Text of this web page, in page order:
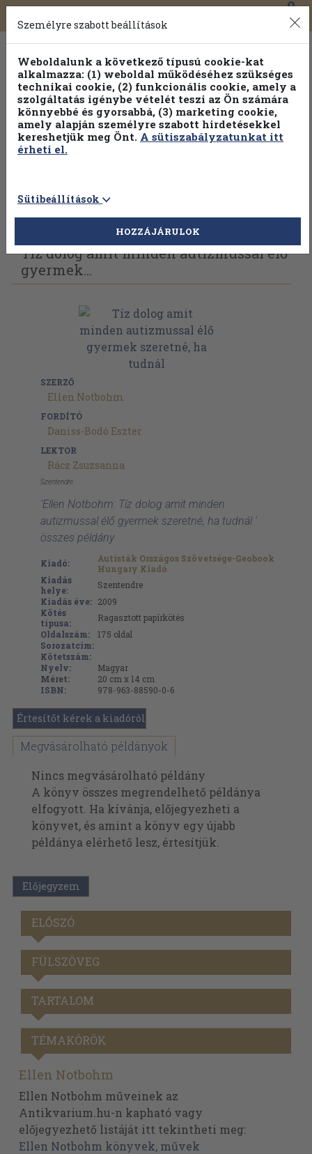
Toggle
navigation
0
Vissza az előző oldalra Válasszon példányt
Tíz dolog amit minden autizmussal élő
gyermek...
SZERZŐ
Ellen Notbohm
FORDÍTÓ
Daniss-Bodó Eszter
LEKTOR
Rácz Zsuzsanna
Szentendre
'Ellen Notbohm: Tíz dolog amit minden
autizmussal élő gyermek szeretné, ha tudnál '
összes példány
Kiadó:
Autisták Országos Szövetsége-Geobook
Hungary Kiadó
Kiadás
helye:
Szentendre
Kiadás éve: 2009
Kötés
típusa:
Ragasztott papírkötés
Oldalszám:
175 oldal
Sorozatcím:
Kötetszám:
Nyelv:
Magyar
Méret:
20 cm x 14 cm
ISBN:
978-963-88590-0-6
Értesítőt kérek a kiadóról
Megvásárolható példányok
Nincs megvásárolható példány
A könyv összes megrendelhető példánya
elfogyott. Ha kívánja, előjegyezheti a
könyvet, és amint a könyv egy újabb
példánya elérhető lesz, értesítjük.
Előjegyzem
ELŐSZÓ
FÜLSZÖVEG
TARTALOM
TÉMAKÖRÖK
Ellen Notbohm
Ellen Notbohm műveinek az
Antikvarium.hu-n kapható vagy
előjegyezhető listáját itt tekintheti meg:
Ellen Notbohm könyvek, művek
Személyre szabott beállítások
Weboldalunk a következő típusú cookie-kat
alkalmazza: (1) weboldal működéséhez szükséges
technikai cookie, (2) funkcionális cookie, amely a
szolgáltatás igénybe vételét teszi az Ön számára
könnyebbé és gyorsabbá, (3) marketing cookie,
amely alapján személyre szabott hirdetésekkel
kereshetjük meg Önt. A sütiszabályzatunkat itt
érheti el.
Sütibeállítások
HOZZÁJÁRULOK